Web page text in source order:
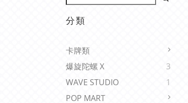
分類
卡牌類
爆旋陀螺 X
3
WAVE STUDIO
1
POP MART